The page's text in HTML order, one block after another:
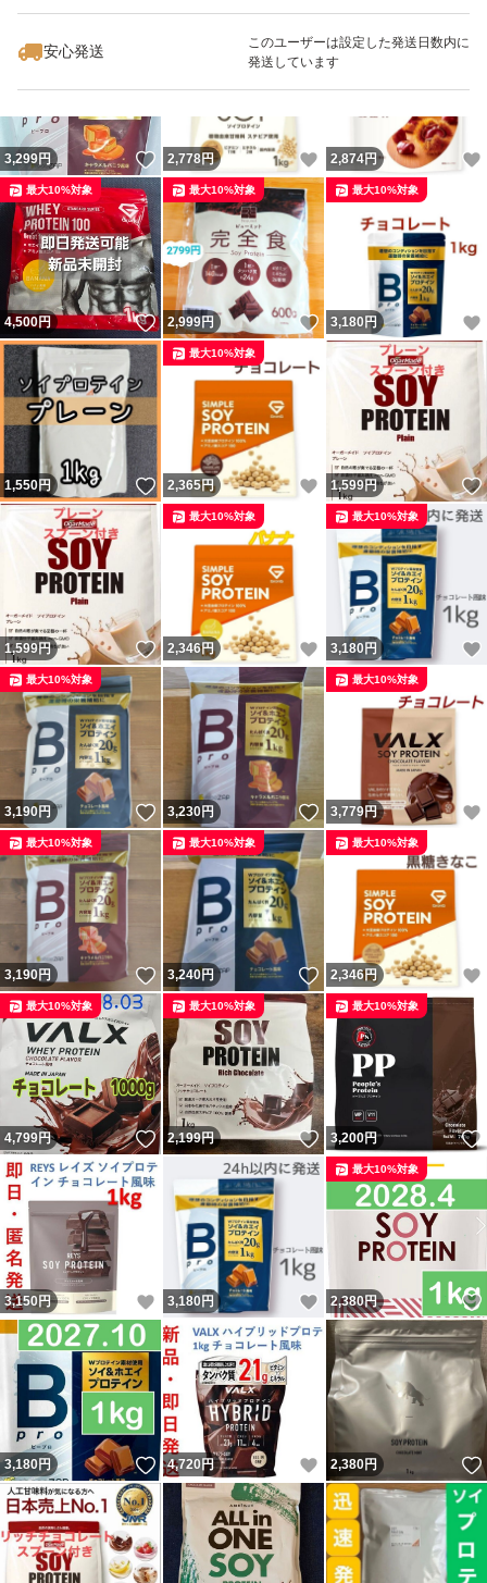
安心発送
このユーザーは設定した発送日数内に
発送しています
3,299円 いいね！
2,778円 いいね！
2,874円
4,500円 いいね！
最大10%対象
2,999円 いいね！
最大10%対象
3,180 円
最大10%対象
1,550円 いいね！
2,365円 いいね！
最大10%対象
1,599円
1,599円 いいね！
2,346円 いいね！
最大10%対象
3,180円
最大10%対象
3,190円 いいね！
最大10%対象
3,230円 いいね！
3,779円
最大10%対象
3,190円 いいね！
最大10%対象
3,240円 いいね！
最大10%対象
2,346円
最大10%対象
4,799円 いいね！
最大10%対象
2,199円 いいね！
最大10%対象
3,200円
最大10%対象
3,150円 いいね！
3,180円 いいね！
2,380円
最大10%対象
3,180円 いいね！
4,720 円 いいね！
2,380円